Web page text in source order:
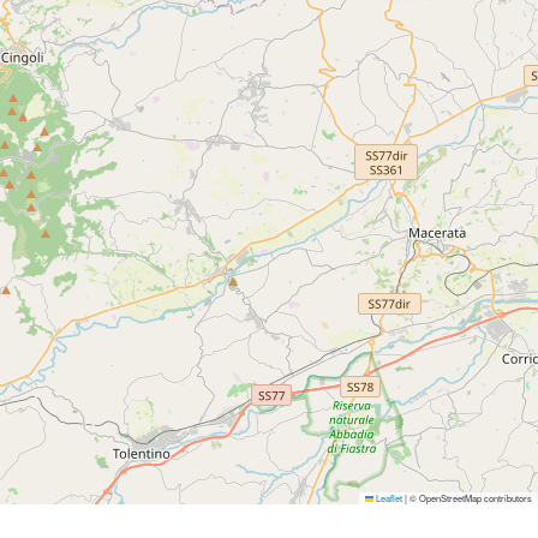
Colazione, Parcheggio non Custodito,
Accesso ad Internet, Francese,
Leaflet|© OpenStreetMap contributors